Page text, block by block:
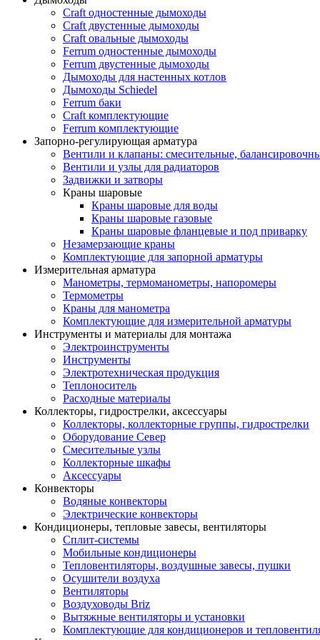
Craft одностенные дымоходы
Craft двустенные дымоходы
Craft овальные дымоходы
Ferrum одностенные дымоходы
Ferrum двустенные дымоходы
Дымоходы для настенных котлов
Дымоходы Schiedel
Ferrum баки
Craft комплектующие
Ferrum комплектующие
Запорно-регулирующая арматура
Вентили и клапаны: смесительные,
Вентили и узлы для радиаторов
Задвижки и затворы
Краны шаровые
Краны шаровые для воды
Краны шаровые газовые
Краны шаровые фланцевые и под приварку
Незамерзающие краны
Комплектующие для запорной арматуры
Измерительная арматура
Манометры, термоманометры, напоромеры
Термометры
Краны для манометра
Комплектующие для измерительной арматуры
Инструменты и материалы для монтажа
Электроинструменты
Инструменты
Электротехническая продукция
Теплоноситель
Расходные материалы
Коллекторы, гидрострелки, аксессуары
Коллекторы, коллекторные группы, гидрострелки
Оборудование Север
Смесительные узлы
Коллекторные шкафы
Аксессуары
Конвекторы
Водяные конвекторы
Электрические конвекторы
Кондиционеры, тепловые завесы, вентиляторы
Сплит-системы
Мобильные кондиционеры
Тепловентиляторы, воздушные завесы, пушки
Осушители воздуха
Вентиляторы
Воздуховоды Briz
Вытяжные вентиляторы и установки
Комплектующие для кондиционеров и